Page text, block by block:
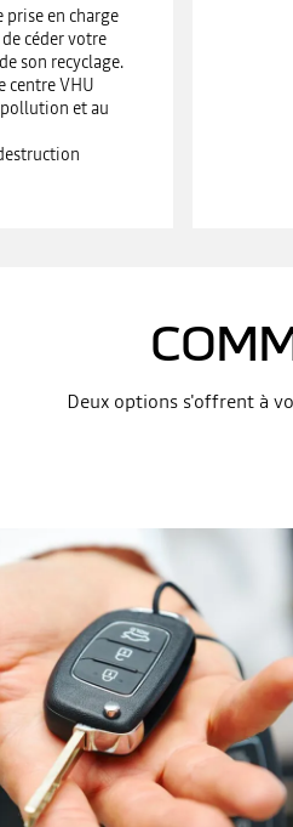
en charge
céder votre
son recyclage.
centre VHU
et au
Deux options s'offrent à